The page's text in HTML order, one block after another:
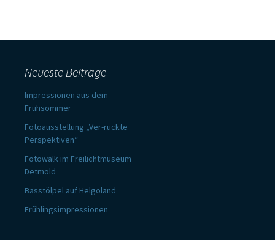
Neueste Beiträge
Impressionen aus dem
Frühsommer
Fotoausstellung „Ver-rückte
Perspektiven“
Fotowalk im Freilichtmuseum
Detmold
Basstölpel auf Helgoland
Frühlingsimpressionen